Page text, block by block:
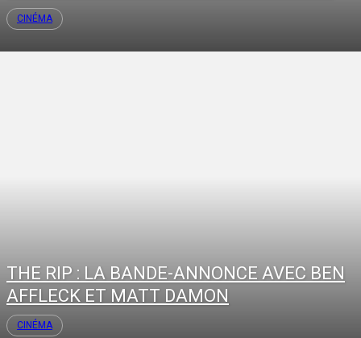
CINÉMA
THE RIP : LA BANDE-ANNONCE AVEC BEN
AFFLECK ET MATT DAMON
CINÉMA